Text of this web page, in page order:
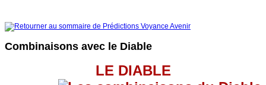
Combinaisons avec le Diable
LE DIABLE